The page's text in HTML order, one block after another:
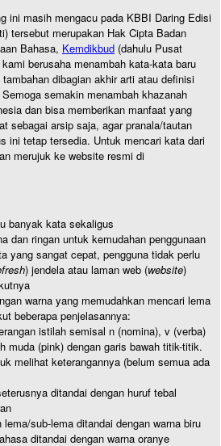
ini masih mengacu pada KBBI Daring Edisi
tersebut merupakan Hak Cipta Badan
Bahasa, Kemdikbud (dahulu Pusat
berusaha menambah kata-kata baru
dibagian akhir arti atau definisi
semakin menambah khazanah
dan bisa memberikan manfaat yang
sebagai arsip saja, agar pranala/tautan
ini tetap tersedia. Untuk mencari kata dari
merujuk ke website resmi di
banyak kata sekaligus
dan ringan untuk kemudahan penggunaan
yang sangat cepat, pengguna tidak perlu
) jendela atau laman web (website)
warna yang memudahkan mencari lema
beberapa penjelasannya:
istilah semisal n (nomina), v (verba)
muda (pink) dengan garis bawah titik-titik.
melihat keterangannya (belum semua ada
ditandai dengan huruf tebal
lema/sub-lema ditandai dengan warna biru
ditandai dengan warna oranye